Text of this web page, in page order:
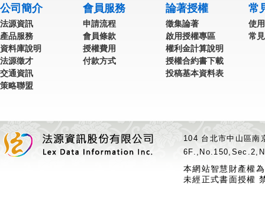
公司簡介
法源資訊
產品服務
資料庫說明
法源徵才
交通資訊
策略聯盟
會員服務
申請流程
會員條款
授權費用
付款方式
論著授權
徵集論著
啟用授權專區
權利金計算說明
授權合約書下載
投稿基本資料表
常
使
常
104 台北市中山區
本網站智慧財產權
未經正式書面授權